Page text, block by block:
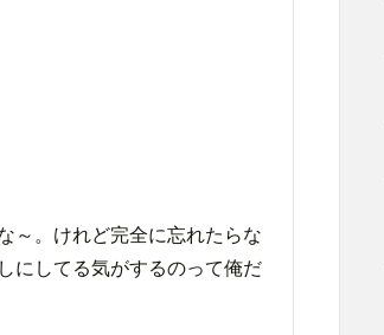
～。けれど完全に忘れたらな
にしてる気がするのって俺だ